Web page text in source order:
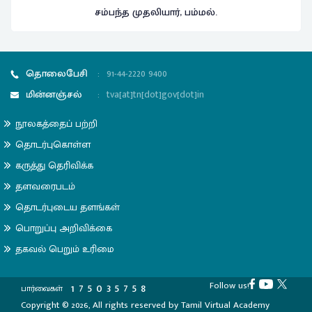
சம்பந்த முதலியார், பம்மல்.
தொலைபேசி : 91-44-2220 9400
மின்னஞ்சல்
: tva[at]tn[dot]gov[dot]in
நூலகத்தைப் பற்றி
தொடர்புகொள்ள
கருத்து தெரிவிக்க
தளவரைபடம்
தொடர்புடைய தளங்கள்
பொறுப்பு அறிவிக்கை
தகவல் பெறும் உரிமை
பார்வைகள் 1 7 5 0 3 5 7 5 8
Follow us!
Copyright © 2026, All rights reserved by Tamil Virtual Academy